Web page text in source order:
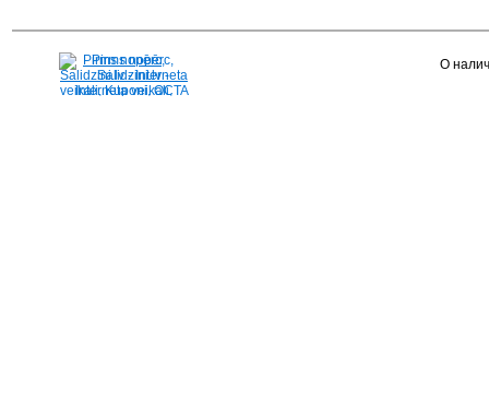
Pirms nopērc,
Salidzini.lv - Interneta
veikali, Kuponi, OCTA
О